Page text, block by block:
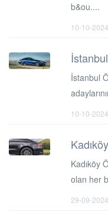
b&ou....
10-10-
İstanbul
10-10-
Kadıköy
olan her
29-09-